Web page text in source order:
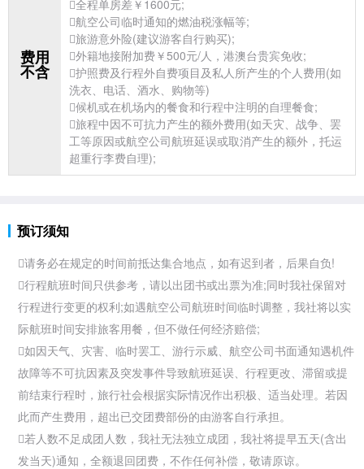
费用
不含
全程单房差￥1600元;
航空公司临时通知的燃油税涨幅等;
旅游意外险(建议游客自行购买);
外籍地接附加费￥500元/人， 港澳台贵宾免收;
护照费及行程外自费项目及私人所产生的个人费用(如
洗衣、电话、酒水、购物等)
候机或在机场内的餐食和行程中注明的自理餐食;
旅程中因不可抗力产生的额外费用(如天灾、战争、罢
工等原因或航空公司航班延误或取消产生的额外，托运
超重行李费自理);
预订须知
请务必在规定的时间前抵达集合地点，如有迟到者，后果自负!
行程航班时间只供参考，请以出团书或出票为准;同时我社保留对
行程进行变更的权利;如遇航空公司航班时间临时调整，我社将以实
际航班时间安排旅客用餐，但不做任何经济赔偿;
如因天气、灾害、临时罢工、游行示威、航空公司书面通知遇机件
故障等不可抗因素及突发事件导致航班延误、行程更改、滞留或提
前结束行程时， 旅行社会根据实际情况作出积极、适当处理。若因
此而产生费用，超出已交团费部份的由游客自行承担。
若人数不足成团人数，我社无法独立成团，我社将提早五天(含出
发当天)通知，全额退回团费，不作任何补偿，敬请原谅。